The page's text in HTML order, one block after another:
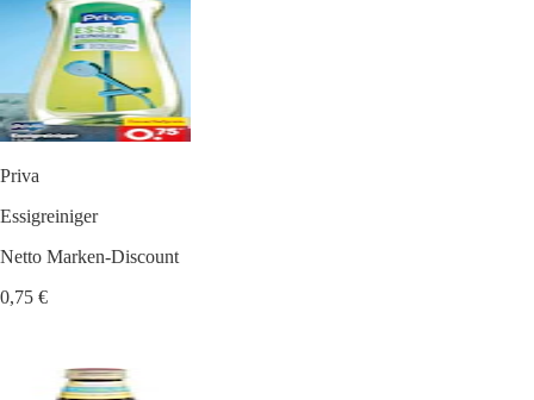
Priva
Essigreiniger
Netto Marken-Discount
0,75 €